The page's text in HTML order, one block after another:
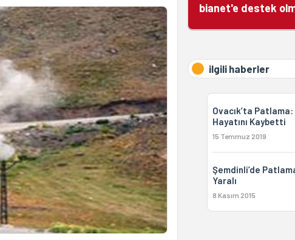
bianet'e destek
ilgili haberler
Ovacık’ta Patlama:
Hayatını Kaybetti
15 Temmuz 2019
Şemdinli’de
Yaralı
8 Kasım 2015